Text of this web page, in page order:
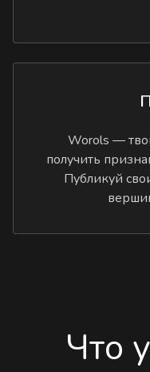
Worols —
получить
Публикуй
Что